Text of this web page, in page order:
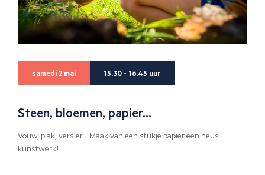
samedi 2 mai 15.30 - 16.45 uur
Steen, bloemen, papier…
Vouw, plak, versier… Maak van een stukje papier een heus
kunstwerk!